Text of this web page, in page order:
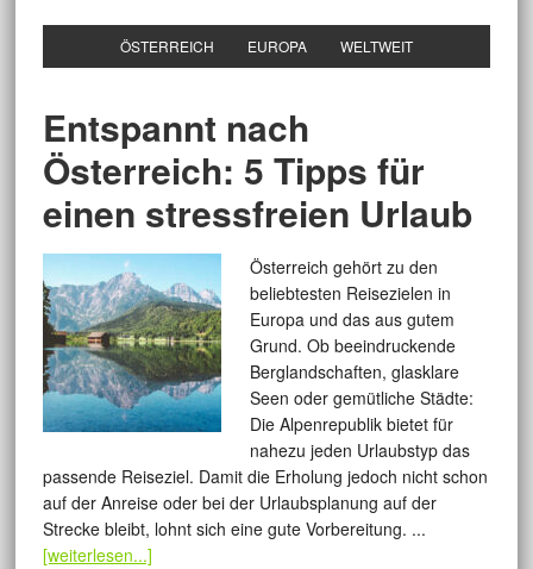
ÖSTERREICH EUROPA WELTWEIT
Entspannt nach
Österreich: 5 Tipps für
einen stressfreien Urlaub
Österreich gehört zu den
beliebtesten Reisezielen in
Europa und das aus gutem
Grund. Ob beeindruckende
Berglandschaften, glasklare
Seen oder gemütliche Städte:
Die Alpenrepublik bietet für
nahezu jeden Urlaubstyp das
passende Reiseziel. Damit die Erholung jedoch nicht schon
auf der Anreise oder bei der Urlaubsplanung auf der
Strecke bleibt, lohnt sich eine gute Vorbereitung. ...
[weiterlesen...]